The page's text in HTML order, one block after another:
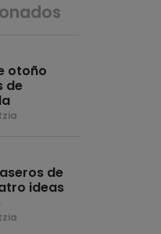
otoño
de
de
ideas